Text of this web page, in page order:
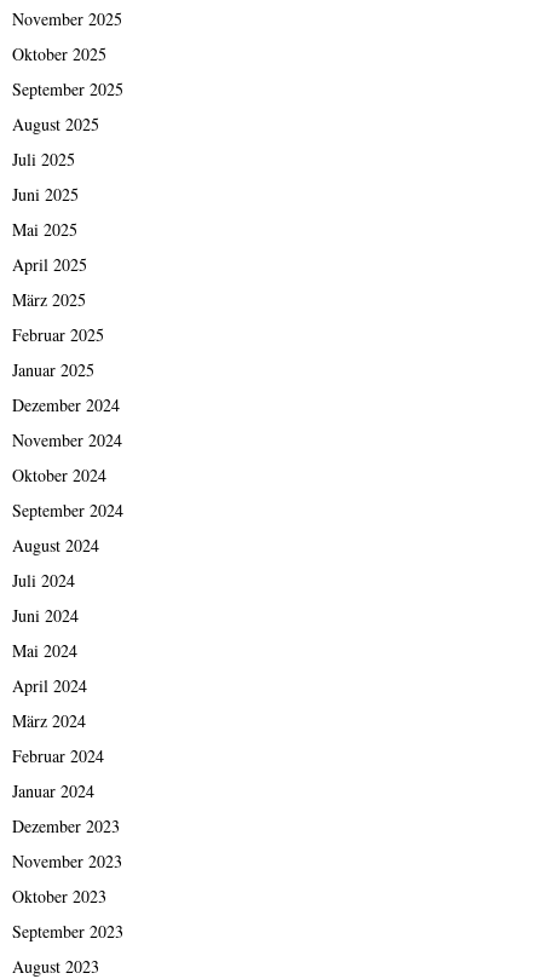
November 2025
Oktober 2025
September 2025
August 2025
Juli 2025
Juni 2025
Mai 2025
April 2025
März 2025
Februar 2025
Januar 2025
Dezember 2024
November 2024
Oktober 2024
September 2024
August 2024
Juli 2024
Juni 2024
Mai 2024
April 2024
März 2024
Februar 2024
Januar 2024
Dezember 2023
November 2023
Oktober 2023
September 2023
August 2023